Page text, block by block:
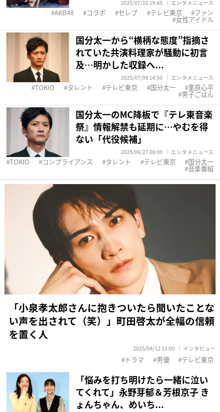
2025/07/10 19:45 エンタメニュース
AKB48 コラボ セレブ テレビ東京 ファン
女性アイドル
国分太一から“横柄な態度”指摘さ
れていた共演料理家が騒動に初言
及…明かした収録へ...
2025/07/09 14:50 エンタメニュース
TOKIO タレント テレビ東京 国分太一 栗原心平
男子ごはん
国分太一のMC降板で『テレ東音楽
祭』情報解禁も延期に…やむを得
ない「代役候補」
2025/06/27 06:00 エンタメニュース
TOKIO コンプライアンス タレント テレビ東京 国分太一
音楽番組
「小泉孝太郎さんに抱きついたら聞いたことな
い声を出されて（笑）」町田啓太が全幅の信頼
を置く人
2025/04/12 11:00 インタビュー
ドラマ 男優 テレビ東京
「悩みを打ち明けたら一緒に泣い
てくれて」永野芽郁＆芳根京子 き
ょんちゃん、めいち...